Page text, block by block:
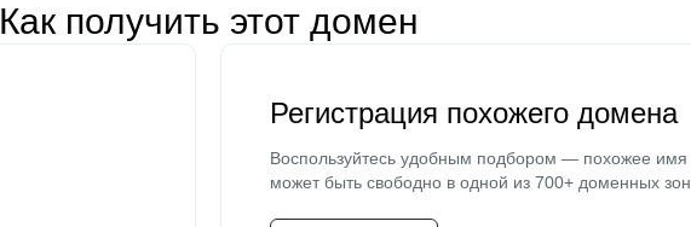
Как получить этот домен
Регистрация похожего домена
Воспользуйтесь удобным подбором — похожее имя
может быть свободно в одной из 700+ доменных зон.